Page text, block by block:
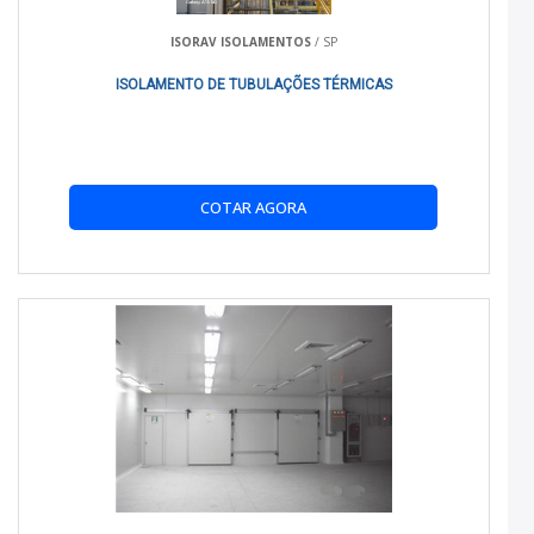
Sustentabilidade:Contribui para a redução da
COMPARATIVO COM ALTERNATIVAS
durabilidade dos produtos da Refrigeração Real destacam-se.
Comparado a soluções convencionais, nosso isolamento
térmico oferece melhor desempenho a um custo competitivo.
Para opções específicas, veja nossa variedade em
Isolamento Térmico Para Carrose
Refrigeracao De Veiculos
PARA QUEM É INDICADO
Nosso isolamento térmico é indicado para transportadoras,
ISORAV ISOLAMENTOS/ SP
ISOLAMENTO DE TUBULAÇÕES TÉRMICAS
COTAR AGORA